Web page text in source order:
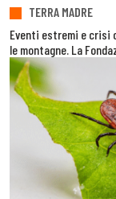
TERRA MADRE
Eventi estremi e crisi
le montagne. La